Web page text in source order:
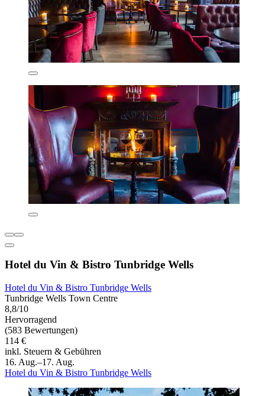
Hotel du Vin & Bistro Tunbridge Wells
Hotel du Vin & Bistro Tunbridge Wells
Tunbridge Wells Town Centre
8,8/10
Hervorragend
(583 Bewertungen)
114 €
inkl. Steuern & Gebühren
16. Aug.–17. Aug.
Hotel du Vin & Bistro Tunbridge Wells